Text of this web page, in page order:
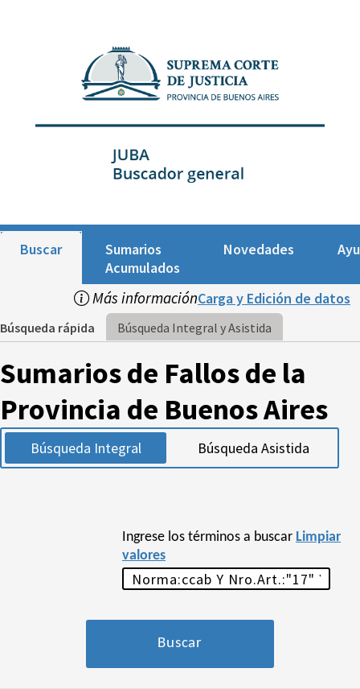
Buscar
Sumarios
Acumulados
Novedades
Más informaciónCarga y Edición de datos
Búsqueda rápida Búsqueda Integral y Asistida
Sumarios de Fallos de la
Provincia de Buenos Aires
Búsqueda Integral Búsqueda Asistida
Ingrese los términos a buscar Limpiar
valores